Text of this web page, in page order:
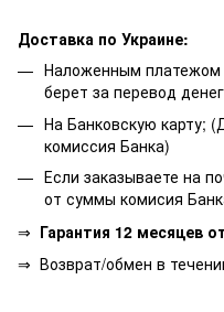
Доставка по Украине:
Наложенным платежом
берет за перевод
На Банковскую карту;
комиссия Банка)
Если заказываете на
от суммы комисия
⇒ Гарантия 12 месяцев
⇒ Возврат/обмен в